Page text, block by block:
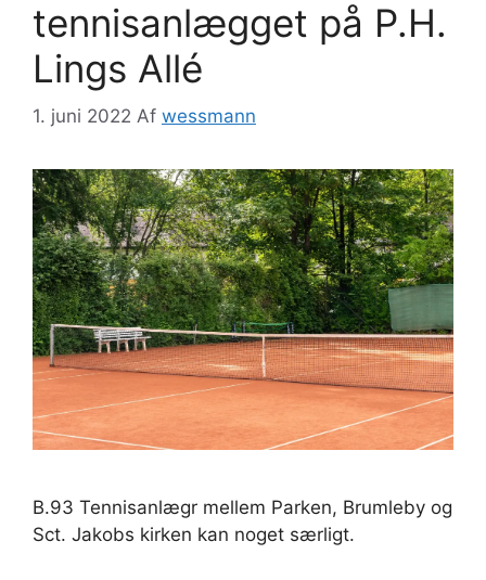
tennisanlægget på P.H.
Lings Allé
1. juni 2022 Af wessmann
B.93 Tennisanlægr mellem Parken, Brumleby og
Sct. Jakobs kirken kan noget særligt.